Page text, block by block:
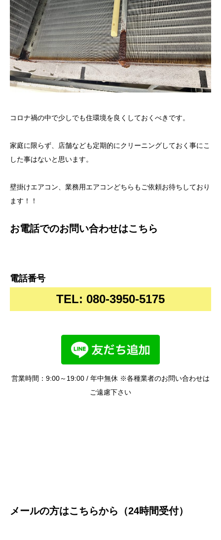
コロナ禍の中で少しでも住環境を良くしておくべきです。
家庭に限らず、店舗なども定期的にクリーニングしておく事にこ
した事はないと思います。
壁掛けエアコン、業務用エアコンどちらもご依頼お待ちしており
ます！！
お電話でのお問い合わせはこちら
電話番号
TEL: 080-3950-5175
営業時間：9:00～19:00 / 年中無休 ※各種業者のお問い合わせは
ご遠慮下さい
メールの方はこちらから（24時間受付）